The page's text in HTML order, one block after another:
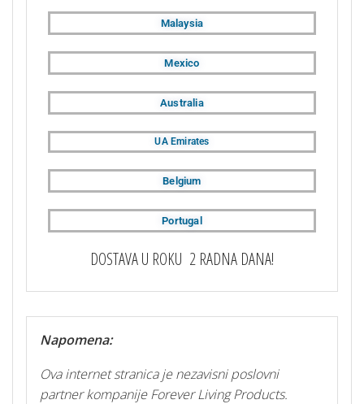
Malaysia
Mexico
Australia
UA Emirates
Belgium
Portugal
DOSTAVA U ROKU 2 RADNA DANA!
Napomena:
Ova internet stranica je nezavisni poslovni
partner kompanije Forever Living Products.